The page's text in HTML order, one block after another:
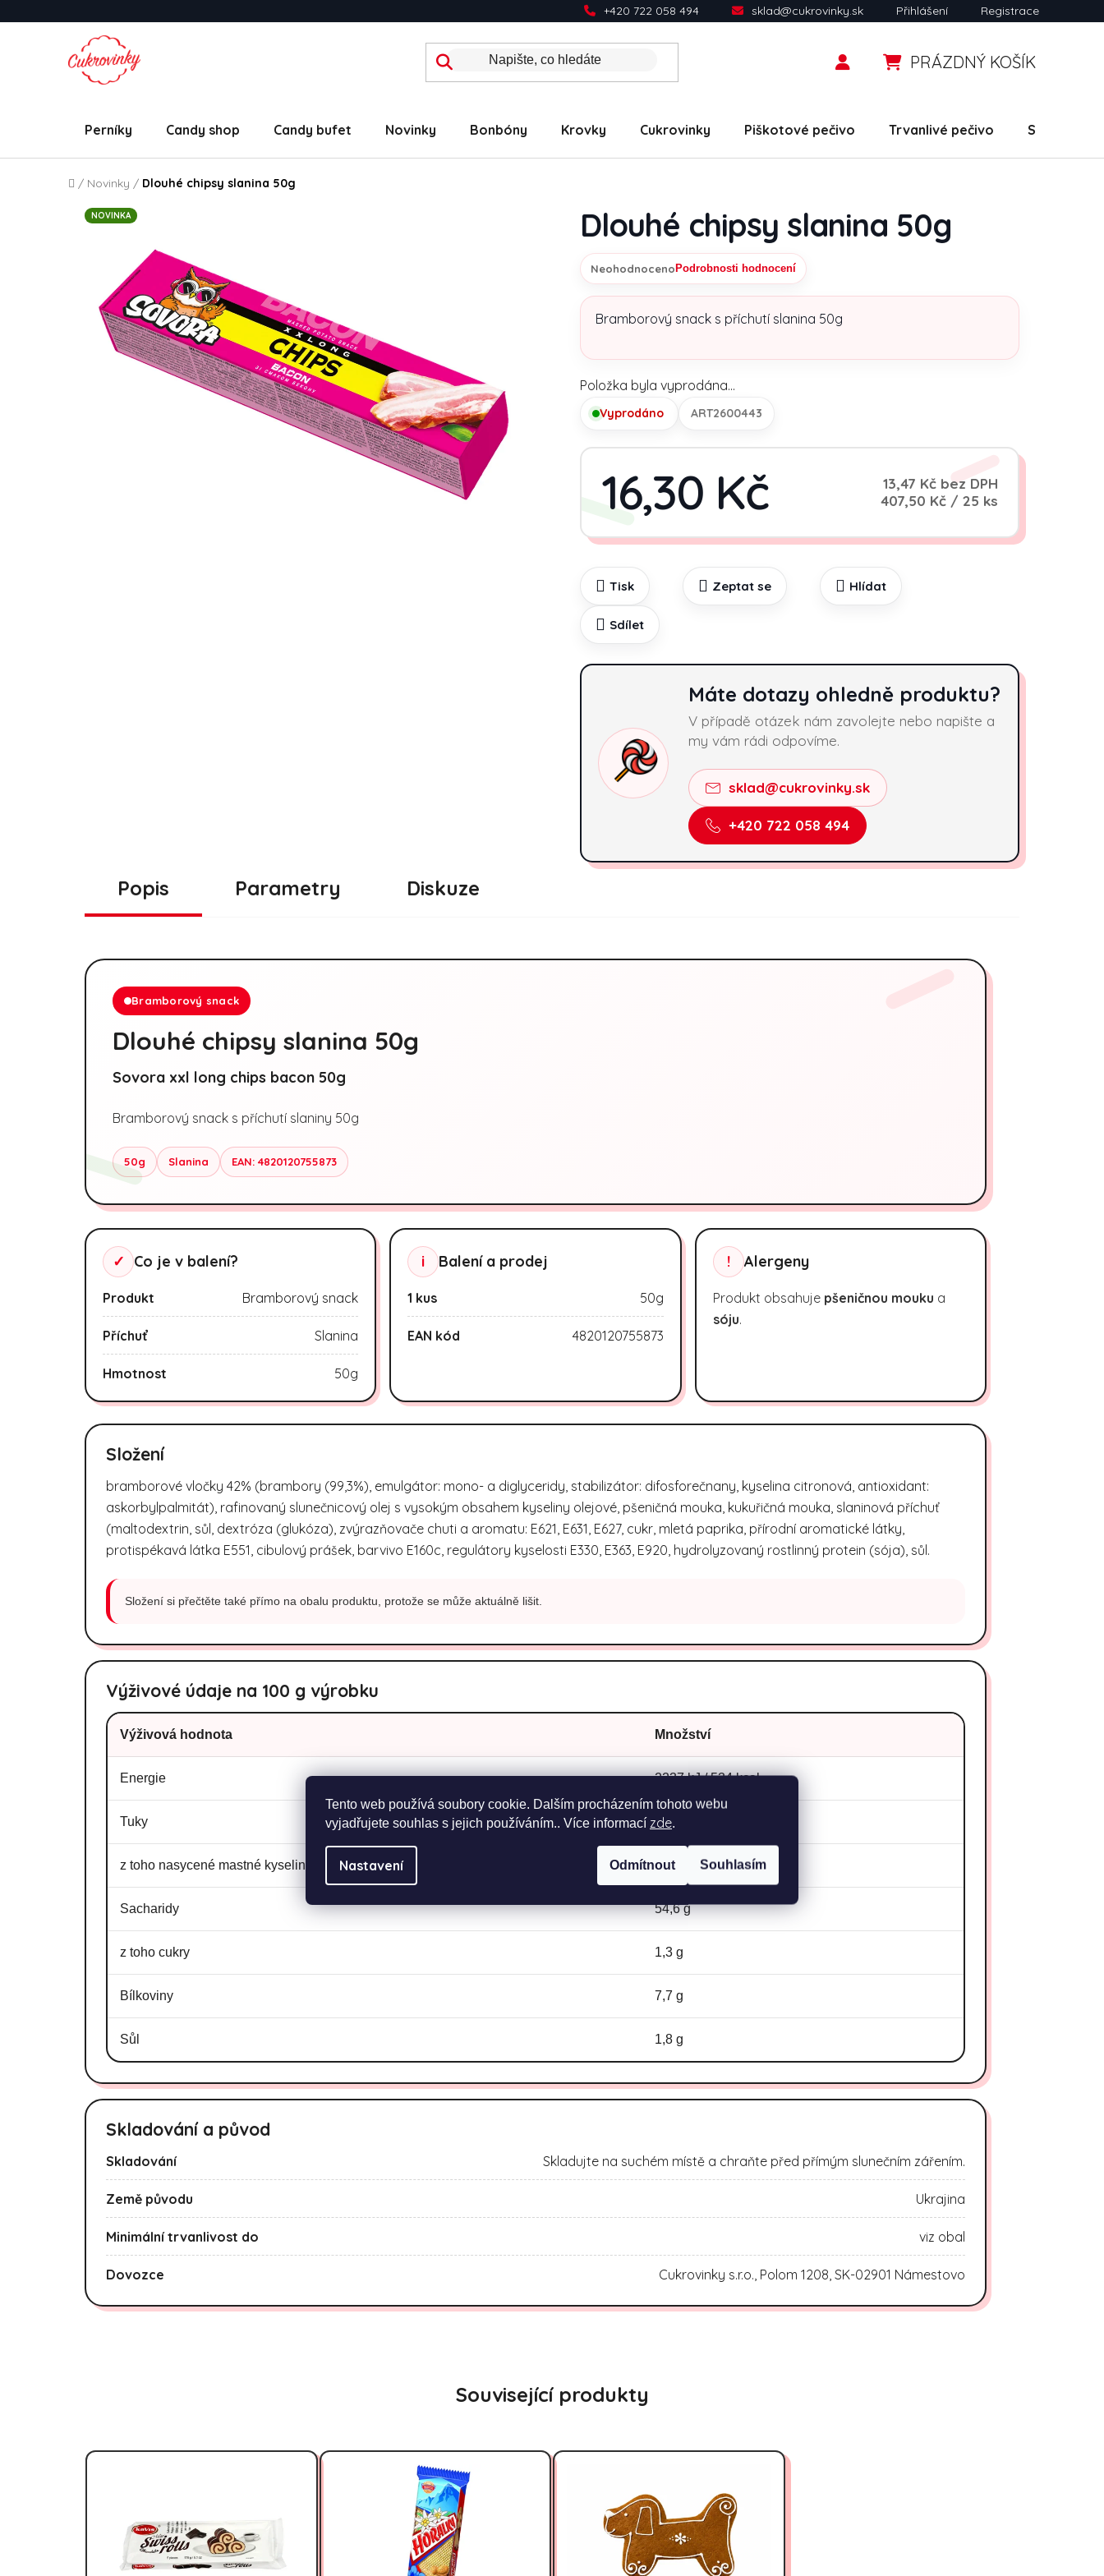
Tento web používá soubory cookie. Dalším procházením tohoto webu
vyjadřujete souhlas s jejich používáním.. Více informací zde.
Nastavení Odmítnout Souhlasím
+420 722 058 494 sklad@cukrovinky.sk Přihlášení Registrace
PRÁZDNÝ KOŠÍK
Perníky Candy shop Candy bufet Novinky Bonbóny Krovky Cukrovinky Piškotové pečivo Trvanlivé pečivo Slané
Domů
/ Novinky / Dlouhé chipsy slanina 50g
Dlouhé chipsy slanina 50g
Průměrné hodnocení produktu je 0,0 z 5 hvězdiček.
Neohodnoceno Podrobnosti hodnocení
Bramborový snack s příchutí slanina 50g
Položka byla vyprodána…
Vyprodáno ART2600443
16,30 Kč
13,47 Kč bez DPH
Měrná cena:
407,50 Kč / 25 ks
Tisk Zeptat se Hlídat
Sdílet
Máte dotazy ohledně produktu?
V případě otázek nám zavolejte nebo napište a
my vám rádi odpovíme.
sklad@cukrovinky.sk
+420 722 058 494
NOVINKA
Popis Parametry Diskuze
Bramborový snack
Dlouhé chipsy slanina 50g
Sovora xxl long chips bacon 50g
Bramborový snack s příchutí slaniny 50g
50g Slanina EAN: 4820120755873
✓ Co je v balení?
Produkt Bramborový snack
Příchuť Slanina
Hmotnost 50g
i Balení a prodej
1 kus 50g
EAN kód 4820120755873
! Alergeny
Produkt obsahuje pšeničnou mouku a
sóju.
Složení
bramborové vločky 42% (brambory (99,3%), emulgátor: mono- a diglyceridy, stabilizátor: difosforečnany, kyselina citronová, antioxidant:
askorbylpalmitát), rafinovaný slunečnicový olej s vysokým obsahem kyseliny olejové, pšeničná mouka, kukuřičná mouka, slaninová příchuť
(maltodextrin, sůl, dextróza (glukóza), zvýrazňovače chuti a aromatu: E621, E631, E627, cukr, mletá paprika, přírodní aromatické látky,
protispékavá látka E551, cibulový prášek, barvivo E160c, regulátory kyselosti E330, E363, E920, hydrolyzovaný rostlinný protein (sója), sůl.
Složení si přečtěte také přímo na obalu produktu, protože se může aktuálně lišit.
Výživové údaje na 100 g výrobku
Výživová hodnota Množství
Energie 2237 kJ / 534 kcal
Tuky 31,1 g
z toho nasycené mastné kyseliny 3,4 g
Sacharidy 54,6 g
z toho cukry 1,3 g
Bílkoviny 7,7 g
Sůl 1,8 g
Skladování a původ
Skladování Skladujte na suchém místě a chraňte před přímým slunečním zářením.
Země původu Ukrajina
Minimální trvanlivost do viz obal
Dovozce Cukrovinky s.r.o., Polom 1208, SK-02901 Námestovo
Související produkty